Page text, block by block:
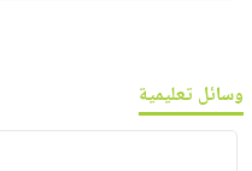
وسائل تعليمية